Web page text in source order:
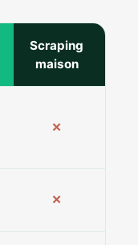
Scraping
maison
✕
✕